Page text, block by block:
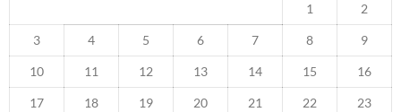
1 2
3 4 5 6 7 8 9
10 11 12 13 14 15 16
17 18 19 20 21 22 23